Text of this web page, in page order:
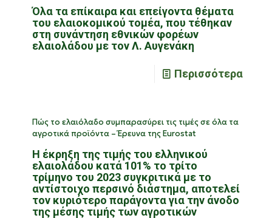
Όλα τα επίκαιρα και επείγοντα θέματα
του ελαιοκομικού τομέα, που τέθηκαν
στη συνάντηση εθνικών φορέων
ελαιολάδου με τον Λ. Αυγενάκη
Περισσότερα
Πώς το ελαιόλαδο συμπαρασύρει τις τιμές σε όλα τα
αγροτικά προϊόντα – Έρευνα της Eurostat
Η έκρηξη της τιμής του ελληνικού
ελαιολάδου κατά 101% το τρίτο
τρίμηνο του 2023 συγκριτικά με το
αντίστοιχο περσινό διάστημα, αποτελεί
τον κυριότερο παράγοντα για την άνοδο
της μέσης τιμής των αγροτικών